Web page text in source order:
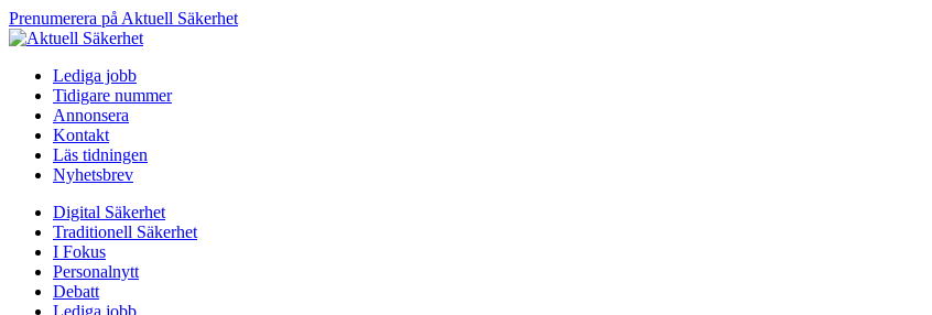
Prenumerera på Aktuell Säkerhet
Lediga jobb
Tidigare nummer
Annonsera
Kontakt
Läs tidningen
Nyhetsbrev
Digital Säkerhet
Traditionell Säkerhet
I Fokus
Personalnytt
Debatt
Lediga jobb